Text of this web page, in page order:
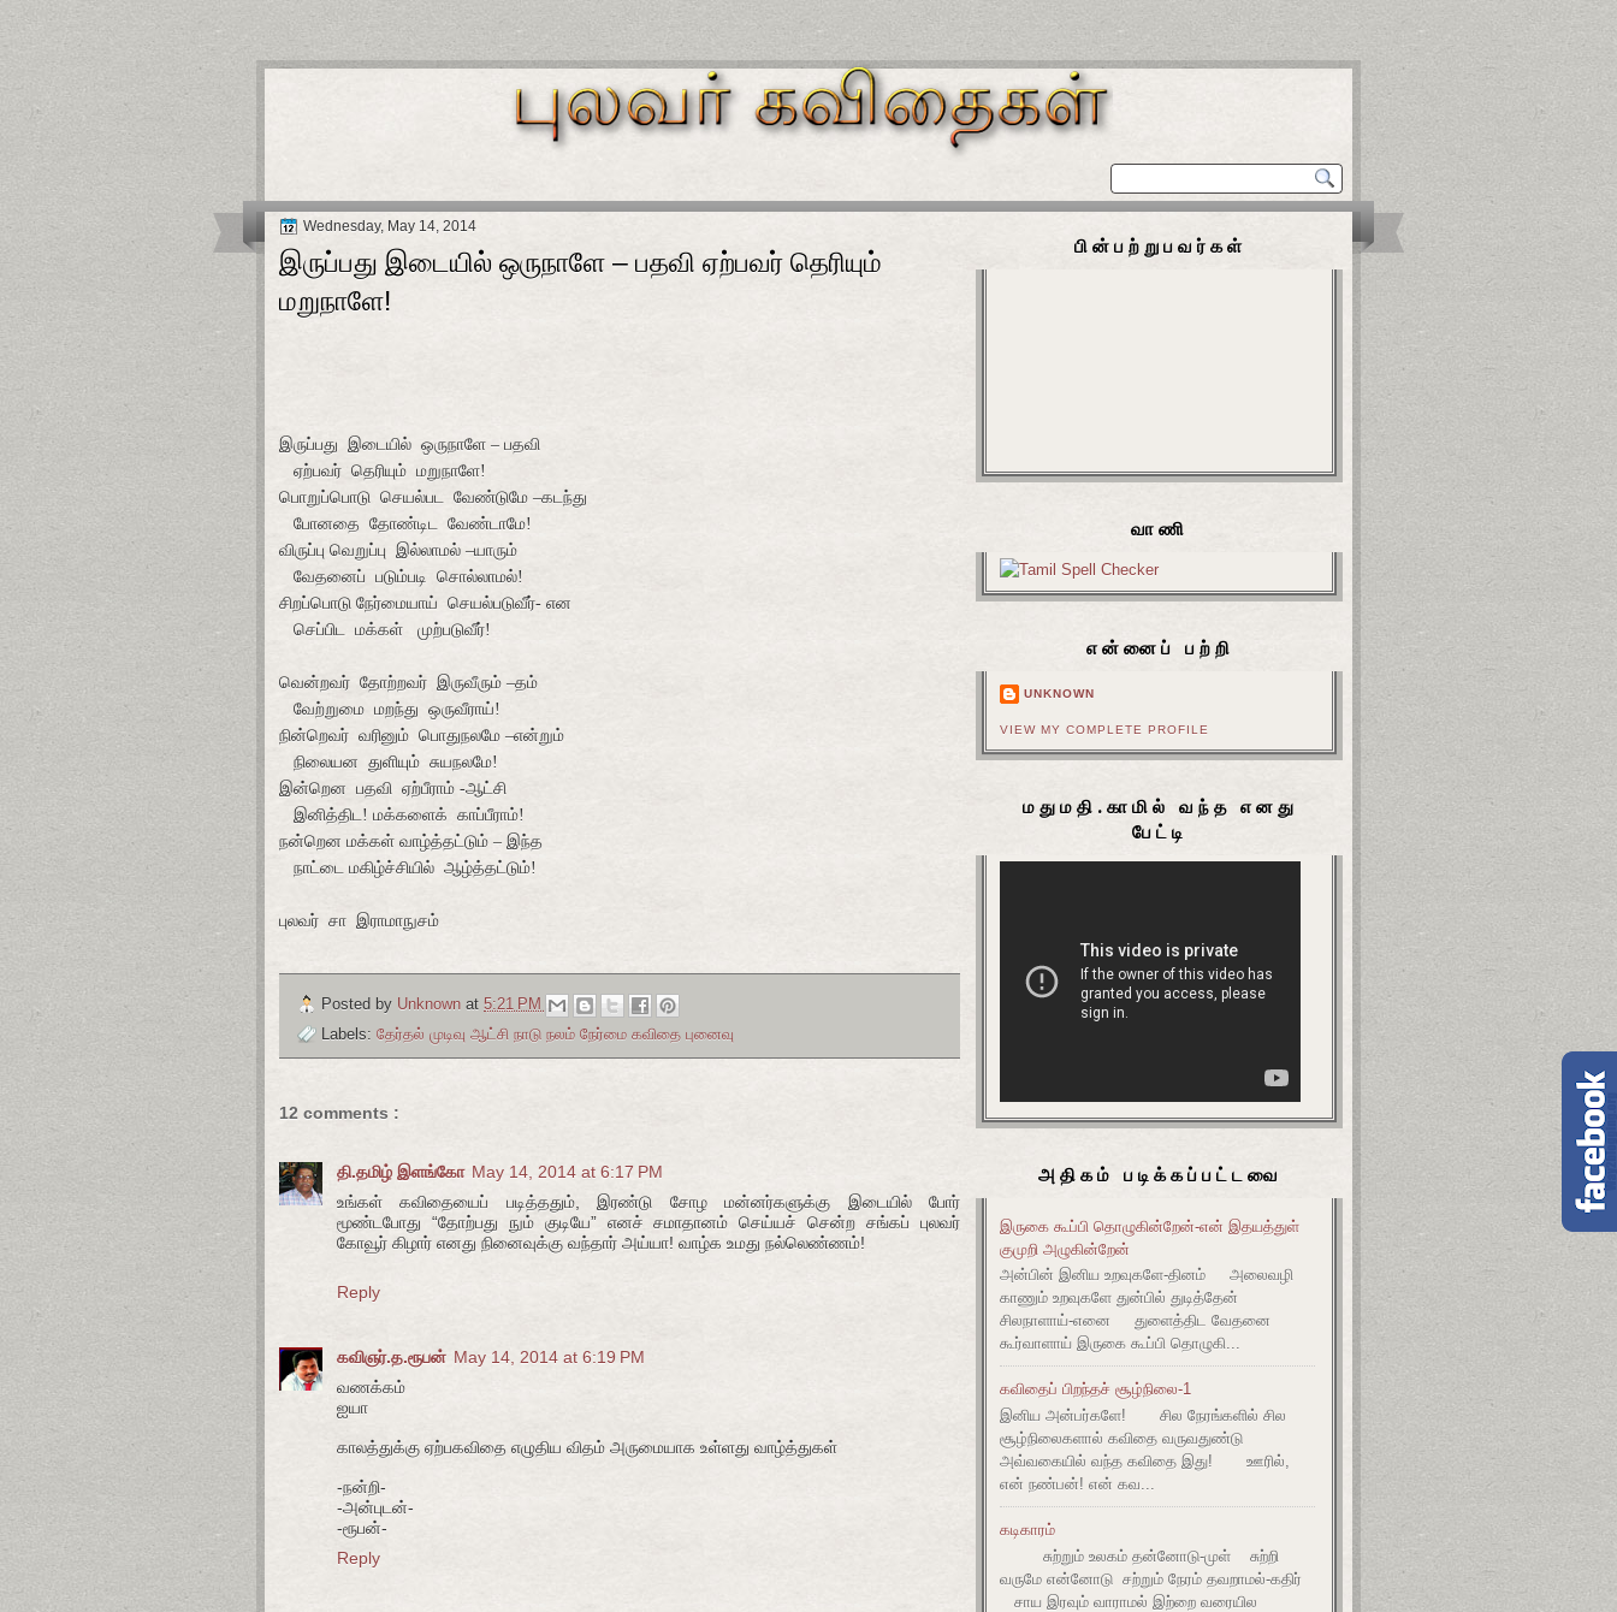
Wednesday, May 14, 2014
இருப்பது இடையில் ஒருநாளே – பதவி ஏற்பவர் தெரியும்
மறுநாளே!
இருப்பது இடையில் ஒருநாளே – பதவி
ஏற்பவர் தெரியும் மறுநாளே!
பொறுப்பொடு செயல்பட
வேண்டுமே –கடந்து
போனதை தோண்டிட
வேண்டாமே!
விருப்பு வெறுப்பு இல்லாமல் –யாரும்
வேதனைப் படும்படி
சொல்லாமல்!
சிறப்பொடு நேர்மையாய் செயல்படுவீர்- என
செப்பிட
மக்கள் முற்படுவீர்!
வென்றவர் தோற்றவர் இருவீரும் –தம்
வேற்றுமை மறந்து ஒருவீராய்!
நின்றெவர் வரினும் பொதுநலமே –என்றும்
நிலையன துளியும் சுயநலமே!
இன்றென பதவி ஏற்பீராம் -ஆட்சி
இனித்திட! மக்களைக் காப்பீராம்!
நன்றென மக்கள் வாழ்த்தட்டும் – இந்த
நாட்டை மகிழ்ச்சியில் ஆழ்த்தட்டும்!
புலவர் சா இராமாநுசம்
Posted by Unknown at 5:21 PM
Labels: தேர்தல் முடிவு ஆட்சி நாடு நலம் நேர்மை கவிதை புனைவு
12 comments :
தி.தமிழ் இளங்கோ May 14, 2014 at 6:17 PM
உங்கள் கவிதையைப் படித்ததும், இரண்டு சோழ மன்னர்களுக்கு இடையில் போர்
மூண்டபோது “தோற்பது நும் குடியே” எனச் சமாதானம் செய்யச் சென்ற சங்கப் புலவர்
கோவூர் கிழார் எனது நினைவுக்கு வந்தார் அய்யா! வாழ்க உமது நல்லெண்ணம்!
Reply
கவிஞர்.த.ரூபன் May 14, 2014 at 6:19 PM
வணக்கம்
ஐயா
காலத்துக்கு ஏற்பகவிதை எழுதிய விதம் அருமையாக உள்ளது வாழ்த்துகள்
-நன்றி-
-அன்புடன்-
-ரூபன்-
Reply
பின்பற்றுபவர்கள்
வாணி
என்னைப் பற்றி
UNKNOWN
VIEW MY COMPLETE PROFILE
மதுமதி.காமில் வந்த எனது
பேட்டி
அதிகம் படிக்கப்பட்டவை
இருகை கூப்பி தொழுகின்றேன்-என் இதயத்துள்
குமுறி அழுகின்றேன்
அன்பின் இனிய உறவுகளே-தினம் அலைவழி
காணும் உறவுகளே துன்பில் துடித்தேன்
சிலநாளாய்-எனை துளைத்திட வேதனை
கூர்வாளாய் இருகை கூப்பி தொழுகி...
கவிதைப் பிறந்தச் சூழ்நிலை-1
இனிய அன்பர்களே! சில நேரங்களில் சில
சூழ்நிலைகளால் கவிதை வருவதுண்டு
அவ்வகையில் வந்த கவிதை இது! ஊரில்,
என் நண்பன்! என் கவ...
கடிகாரம்
சுற்றும் உலகம் தன்னோடு-முள் சுற்றி
வருமே என்னோடு சற்றும் நேரம் தவறாமல்-கதிர்
சாய இரவும் வாராமல் இற்றை வரையில